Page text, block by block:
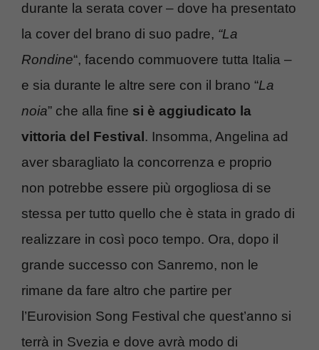
durante la serata cover – dove ha presentato
la cover del brano di suo padre, “La
Rondine“, facendo commuovere tutta Italia –
e sia durante le altre sere con il brano “La
noia” che alla fine si è aggiudicato la
vittoria del Festival. Insomma, Angelina ad
aver sbaragliato la concorrenza e proprio
non potrebbe essere più orgogliosa di se
stessa per tutto quello che è stata in grado di
realizzare in così poco tempo. Ora, dopo il
grande successo con Sanremo, non le
rimane da fare altro che partire per
l’Eurovision Song Festival che quest’anno si
terrà in Svezia e dove avrà modo di